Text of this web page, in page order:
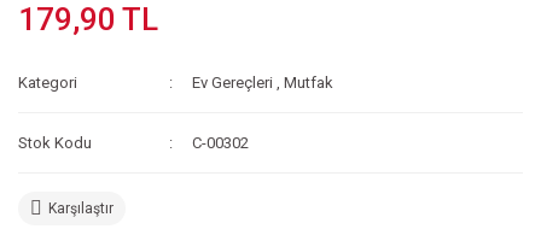
179,90 TL
Kategori Ev Gereçleri ,Mutfak
Stok Kodu C-00302
Karşılaştır